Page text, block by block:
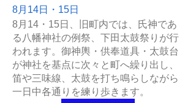
8月14日・15日
8月14・15日、旧町内では、氏神であ
る八幡神社の例祭、下田太鼓祭りが行
われます。御神輿・供奉道具・太鼓台
が神社を基点に次々と町へ繰り出し、
笛や三味線、太鼓を打ち鳴らしながら
一日中各通りを練り歩きます。